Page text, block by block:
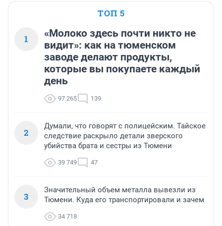
ТОП 5
1
«Молоко здесь почти никто не
видит»: как на тюменском
заводе делают продукты,
которые вы покупаете каждый
день
97 265 139
2
Думали, что говорят с полицейским. Тайское
следствие раскрыло детали зверского
убийства брата и сестры из Тюмени
39 749 47
3
Значительный объем металла вывезли из
Тюмени. Куда его транспортировали и зачем
34 718